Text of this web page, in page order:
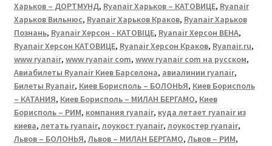
Харьков – ДОРТМУНД, Ryanair Харьков – КАТОВИЦЕ, Ryanair
Харьков Вильнюс, Ryanair Харьков Краков, Ryanair Харьков
Познань, Ryanair Херсон - КАТОВІЦЕ, Ryanair Херсон ВЕНА,
Ryanair Херсон КАТОВИЦЕ, Ryanair Херсон Краков, Ryanair.ru,
www ryanair, www ryanair com, www ryanair com на русском,
Авиабилеты Ryanair Киев Барселона, авиалинии ryanair,
Билеты Ryanair, Киев Борисполь – БОЛОНЬЯ, Киев Борисполь
– КАТАНИЯ, Киев Борисполь – МИЛАН БЕРГАМО, Киев
Борисполь – РИМ, компания ryanair, куда летает ryanair из
киева, летать ryanair, лоукост ryanair, лоукостер ryanair,
Львов – БОЛОНЬЯ,Львов – МИЛАН БЕРГАМО,Львов – РИМ,